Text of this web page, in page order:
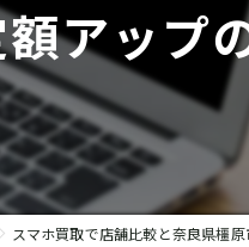
ブランド品
貴金属
時計
金
アップ
スマホ買取で店舗比較と奈良県橿